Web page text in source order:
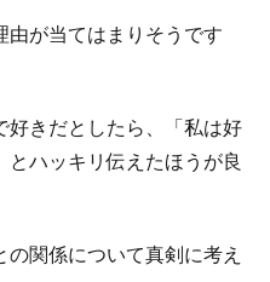
由が当てはまりそうです
好きだとしたら、「私は好
ハッキリ伝えたほうが良
関係について真剣に考え